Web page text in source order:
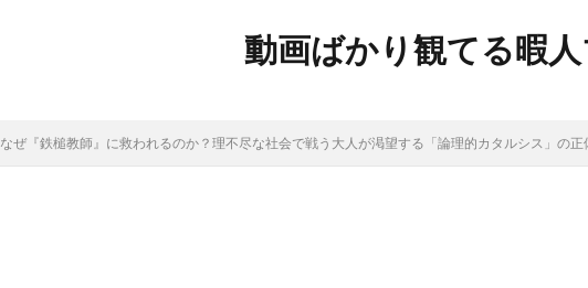
動画ばかり観てる暇
なぜ『鉄槌教師』に救われるのか？理不尽な社会で戦う大人が渇望する「論理的カタルシス」の正